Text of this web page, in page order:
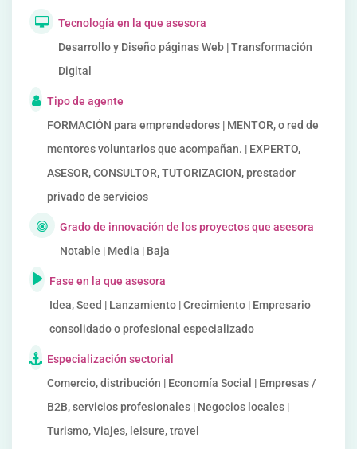
Tecnología en la que asesora
Desarrollo y Diseño páginas Web | Transformación
Digital
Tipo de agente
FORMACIÓN para emprendedores | MENTOR, o red de
mentores voluntarios que acompañan. | EXPERTO,
ASESOR, CONSULTOR, TUTORIZACION, prestador
privado de servicios
Grado de innovación de los proyectos que asesora
Notable | Media | Baja
Fase en la que asesora
Idea, Seed | Lanzamiento | Crecimiento | Empresario
consolidado o profesional especializado
Especialización sectorial
Comercio, distribución | Economía Social | Empresas /
B2B, servicios profesionales | Negocios locales |
Turismo, Viajes, leisure, travel